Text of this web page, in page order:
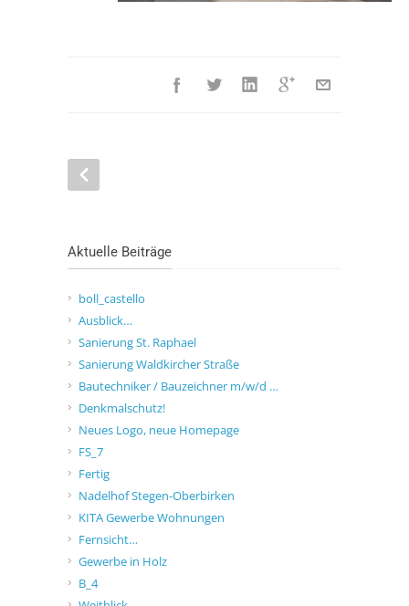
Aktuelle Beiträge
boll_castello
Ausblick…
Sanierung St. Raphael
Sanierung Waldkircher Straße
Bautechniker / Bauzeichner m/w/d …
Denkmalschutz!
Neues Logo, neue Homepage
FS_7
Fertig
Nadelhof Stegen-Oberbirken
KITA Gewerbe Wohnungen
Fernsicht…
Gewerbe in Holz
B_4